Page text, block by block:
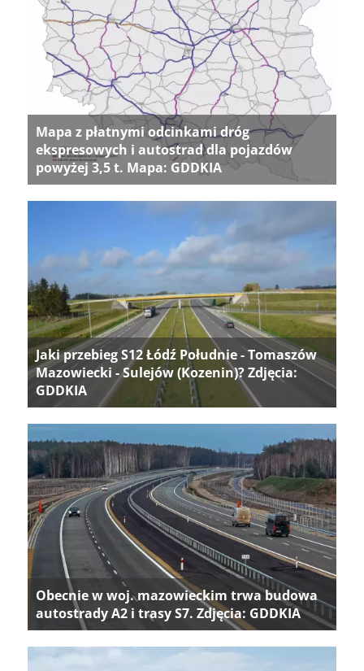
Mapa z płatnymi odcinkami dróg
ekspresowych i autostrad dla pojazdów
powyżej 3,5 t. Mapa: GDDKIA
Jaki przebieg S12 Łódź Południe - Tomaszów
Mazowiecki - Sulejów (Kozenin)? Zdjęcia:
GDDKIA
Obecnie w woj. mazowieckim trwa budowa
autostrady A2 i trasy S7. Zdjęcia: GDDKIA